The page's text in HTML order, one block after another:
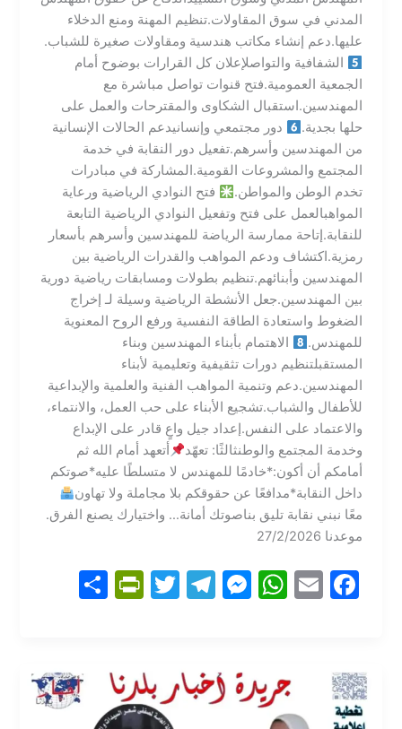
المدني في سوق المقاولات.تنظيم المهنة ومنع الدخلاء
عليها.دعم إنشاء مكاتب هندسية ومقاولات صغيرة للشباب.
الشفافية والتواصلإعلان كل القرارات بوضوح أمام
الجمعية العمومية.فتح قنوات تواصل مباشرة مع
المهندسين.استقبال الشكاوى والمقترحات والعمل على
حلها بجدية.
دور مجتمعي وإنسانيدعم الحالات الإنسانية
من المهندسين وأسرهم.تفعيل دور النقابة في خدمة
المجتمع والمشروعات القومية.المشاركة في مبادرات
تخدم الوطن والمواطن.
فتح النوادي الرياضية ورعاية
المواهبالعمل على فتح وتفعيل النوادي الرياضية التابعة
للنقابة.إتاحة ممارسة الرياضة للمهندسين وأسرهم بأسعار
رمزية.اكتشاف ودعم المواهب والقدرات الرياضية بين
المهندسين وأبنائهم.تنظيم بطولات ومسابقات رياضية دورية
بين المهندسين.جعل الأنشطة الرياضية وسيلة لـ إخراج
الضغوط واستعادة الطاقة النفسية ورفع الروح المعنوية
للمهندس.
الاهتمام بأبناء المهندسين وبناء
المستقبلتنظيم دورات تثقيفية وتعليمية لأبناء
المهندسين.دعم وتنمية المواهب الفنية والعلمية والإبداعية
للأطفال والشباب.تشجيع الأبناء على حب العمل، والانتماء،
والاعتماد على النفس.إعداد جيل واعٍ قادر على الإبداع
وخدمة المجتمع والوطنثالثًا: تعهّد
أتعهد أمام الله ثم
أمامكم أن أكون:*خادمًا للمهندس لا متسلطًا عليه*صوتكم
داخل النقابة*مدافعًا عن حقوقكم بلا مجاملة ولا تهاون
معًا نبني نقابة تليق بناصوتك أمانة… واختيارك يصنع الفرق.
موعدنا 27/2/2026
F
E
W
s
A
M
s
e
T
gr
a
T
er
Pr
ri
e
e